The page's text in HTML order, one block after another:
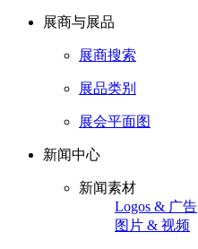
展商与展品
展商搜索
展品类别
展会平面图
新闻中心
新闻素材
Logos & 广告
图片 & 视频